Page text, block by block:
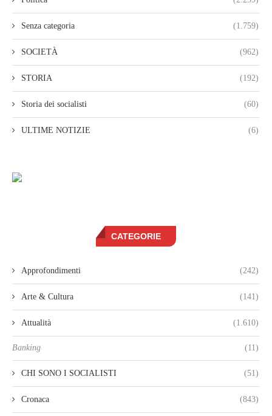
Senza categoria (1.759)
SOCIETÀ (962)
STORIA (192)
Storia dei socialisti (60)
ULTIME NOTIZIE (6)
CATEGORIE
Approfondimenti (242)
Arte & Cultura (141)
Attualità (1.610)
Banking (11)
CHI SONO I SOCIALISTI (51)
Cronaca (843)